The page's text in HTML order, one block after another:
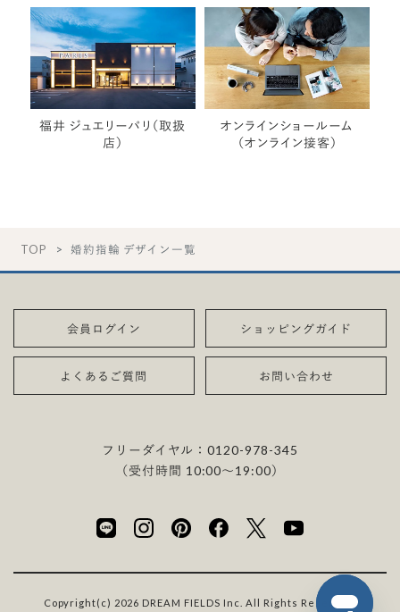
福井 ジュエリーパリ（取扱
店）
オンラインショールーム
（オンライン接客）
TOP 婚約指輪 デザイン一覧
会員ログイン ショッピングガイド
よくあるご質問 お問い合わせ
フリーダイヤル：0120-978-345
（受付時間 10:00〜19:00）
Copyright(c) 2026 DREAM FIELDS Inc. All Rights Reserved.